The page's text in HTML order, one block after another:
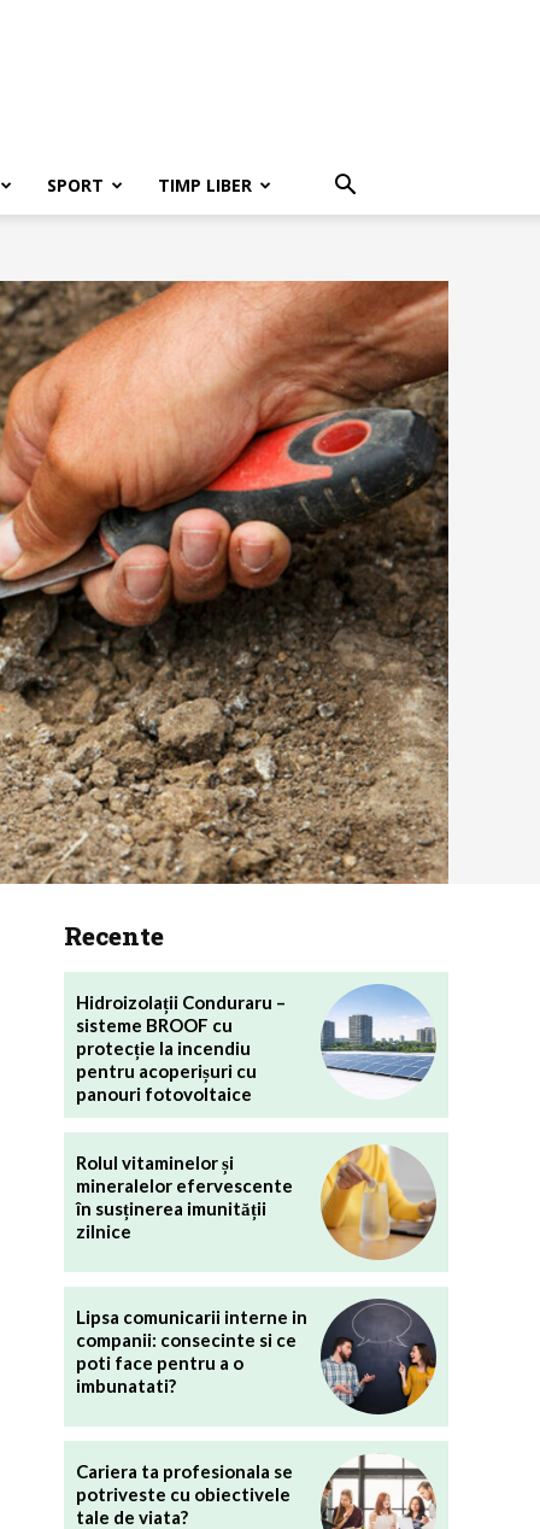
SPORT TIMP LIBER
Recente
Hidroizolații Conduraru –
sisteme BROOF cu
protecție la incendiu
pentru acoperișuri cu
panouri fotovoltaice
Rolul vitaminelor și
mineralelor efervescente
în susținerea imunității
zilnice
Lipsa comunicarii interne in
companii: consecinte si ce
poti face pentru a o
imbunatati?
Cariera ta profesionala se
potriveste cu obiectivele
tale de viata?